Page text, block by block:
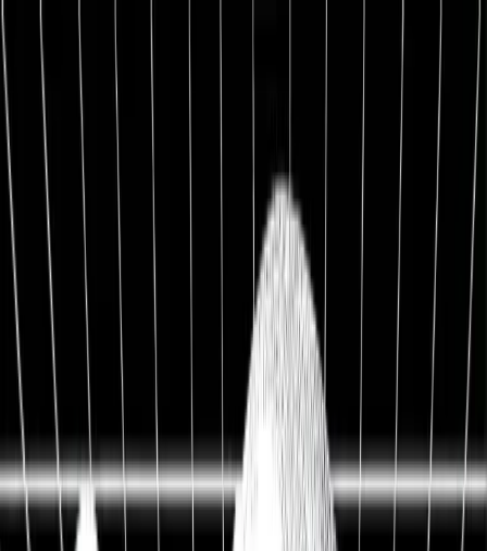
1:1 BETREUUNG
Werde Top 1 % Investor
Persönliche 1:1 Zusammenarbeit — Portfolio-Aufbau,
Strategie & exklusive Co-Investments.
26,8%
Ø Rendite / Jahr
3.129
Millionäre
100K+
Investoren
★★★★★ 4.9/5 98,7%
Weiterempfehlung
Kostenfreies Erstgespräch